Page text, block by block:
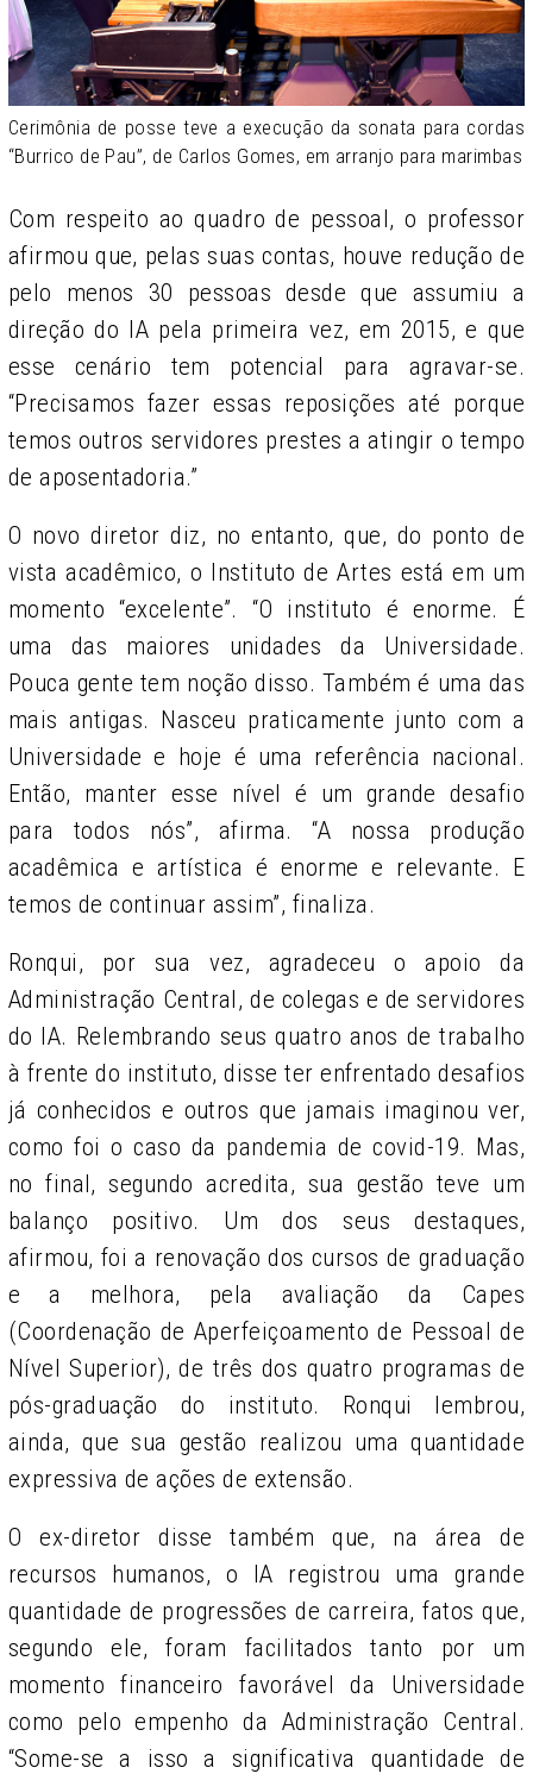
Cerimônia de posse teve a execução da sonata para cordas
“Burrico de Pau”, de Carlos Gomes, em arranjo para marimbas
Com respeito ao quadro de pessoal, o professor
afirmou que, pelas suas contas, houve redução de
pelo menos 30 pessoas desde que assumiu a
direção do IA pela primeira vez, em 2015, e que
esse cenário tem potencial para agravar-se.
“Precisamos fazer essas reposições até porque
temos outros servidores prestes a atingir o tempo
de aposentadoria.”
O novo diretor diz, no entanto, que, do ponto de
vista acadêmico, o Instituto de Artes está em um
momento “excelente”. “O instituto é enorme. É
uma das maiores unidades da Universidade.
Pouca gente tem noção disso. Também é uma das
mais antigas. Nasceu praticamente junto com a
Universidade e hoje é uma referência nacional.
Então, manter esse nível é um grande desafio
para todos nós”, afirma. “A nossa produção
acadêmica e artística é enorme e relevante. E
temos de continuar assim”, finaliza.
Ronqui, por sua vez, agradeceu o apoio da
Administração Central, de colegas e de servidores
do IA. Relembrando seus quatro anos de trabalho
à frente do instituto, disse ter enfrentado desafios
já conhecidos e outros que jamais imaginou ver,
como foi o caso da pandemia de covid-19. Mas,
no final, segundo acredita, sua gestão teve um
balanço positivo. Um dos seus destaques,
afirmou, foi a renovação dos cursos de graduação
e a melhora, pela avaliação da Capes
(Coordenação de Aperfeiçoamento de Pessoal de
Nível Superior), de três dos quatro programas de
pós-graduação do instituto. Ronqui lembrou,
ainda, que sua gestão realizou uma quantidade
expressiva de ações de extensão.
O ex-diretor disse também que, na área de
recursos humanos, o IA registrou uma grande
quantidade de progressões de carreira, fatos que,
segundo ele, foram facilitados tanto por um
momento financeiro favorável da Universidade
como pelo empenho da Administração Central.
“Some-se a isso a significativa quantidade de